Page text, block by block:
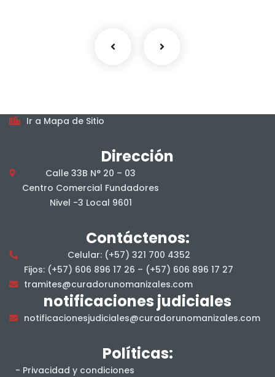
Horarios
Ir a Mapa de Sitio
Dirección
Calle 33B N° 20 – 03
Centro Comercial Fundadores
Nivel -3 Local 9601
Contáctenos:
Celular: (+57) 321 700 4352
Fijos: (+57) 606 896 17 26 – (+57) 606 896 17 27
tramites@curadorunomanizales.com
notificaciones judiciales
notificacionesjudiciales@curadorunomanizales.com
Políticas:
- Privacidad y condiciones